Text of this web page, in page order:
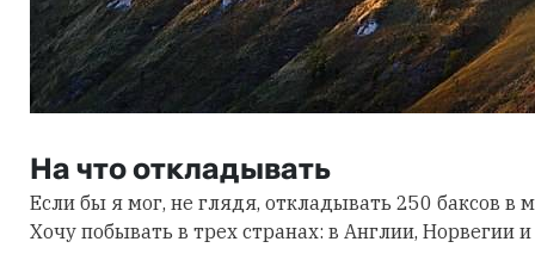
На что откладывать
Если бы я мог, не глядя, откладывать 250 баксов в
Хочу побывать в трех странах: в Англии, Норвегии